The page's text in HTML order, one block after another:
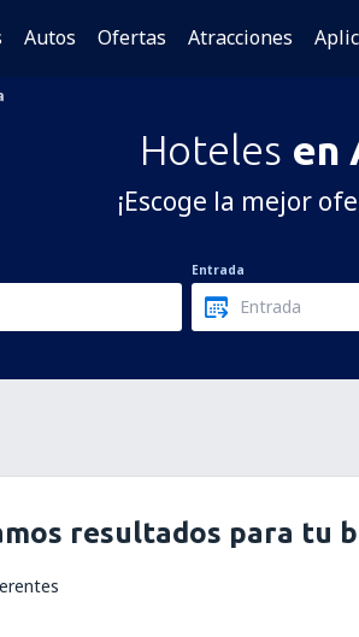
Autos Ofertas Atracciones
Hoteles en
¡Escoge la mejor
Entrada
resultados para tu